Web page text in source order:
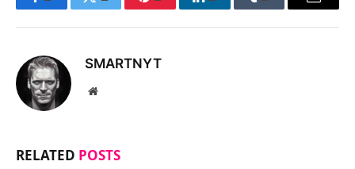
FacebookTwitter Pinterest LinkedInTumblr Email
SMARTNYT
Website
RELATED POSTS